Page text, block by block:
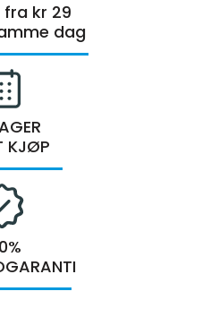
kr 29
dag
KJØP